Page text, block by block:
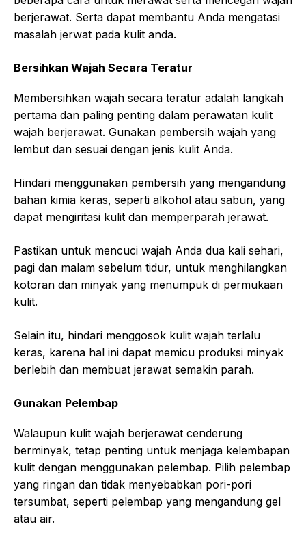
berjerawat. Serta dapat membantu Anda mengatasi
masalah jerwat pada kulit anda.
Bersihkan Wajah Secara Teratur
Membersihkan wajah secara teratur adalah langkah
pertama dan paling penting dalam perawatan kulit
wajah berjerawat. Gunakan pembersih wajah yang
lembut dan sesuai dengan jenis kulit Anda.
Hindari menggunakan pembersih yang mengandung
bahan kimia keras, seperti alkohol atau sabun, yang
dapat mengiritasi kulit dan memperparah jerawat.
Pastikan untuk mencuci wajah Anda dua kali sehari,
pagi dan malam sebelum tidur, untuk menghilangkan
kotoran dan minyak yang menumpuk di permukaan
kulit.
Selain itu, hindari menggosok kulit wajah terlalu
keras, karena hal ini dapat memicu produksi minyak
berlebih dan membuat jerawat semakin parah.
Gunakan Pelembap
Walaupun kulit wajah berjerawat cenderung
berminyak, tetap penting untuk menjaga kelembapan
kulit dengan menggunakan pelembap. Pilih pelembap
yang ringan dan tidak menyebabkan pori-pori
tersumbat, seperti pelembap yang mengandung gel
atau air.